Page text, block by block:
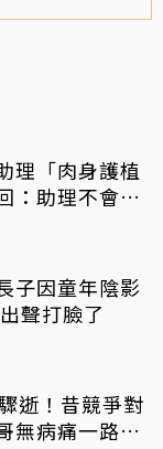
理「肉身護植
助理不會被
子因童年陰影
聲打臉了
逝！昔競爭對
無病痛一路好